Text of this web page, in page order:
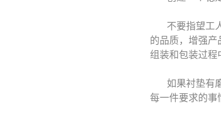
不要指望工
的品质，增强产
组装和包装过程
如果衬垫有
每一件要求的事